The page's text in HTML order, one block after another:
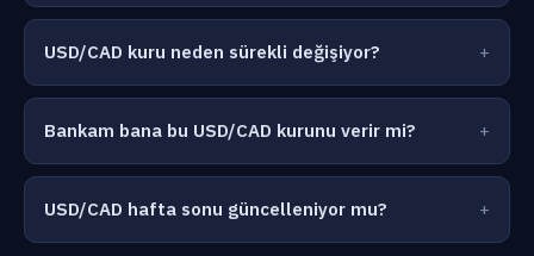
USD/CAD kuru neden sürekli değişiyor?
Bankam bana bu USD/CAD kurunu verir mi?
USD/CAD hafta sonu güncelleniyor mu?